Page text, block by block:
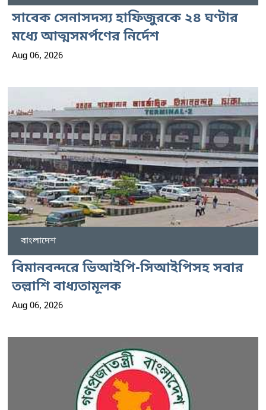
সাবেক সেনাসদস্য হাফিজুরকে ২৪ ঘণ্টার
মধ্যে আত্মসমর্পণের নির্দেশ
Aug 06, 2026
বাংলাদেশ
বিমানবন্দরে ভিআইপি-সিআইপিসহ সবার
তল্লাশি বাধ্যতামূলক
Aug 06, 2026